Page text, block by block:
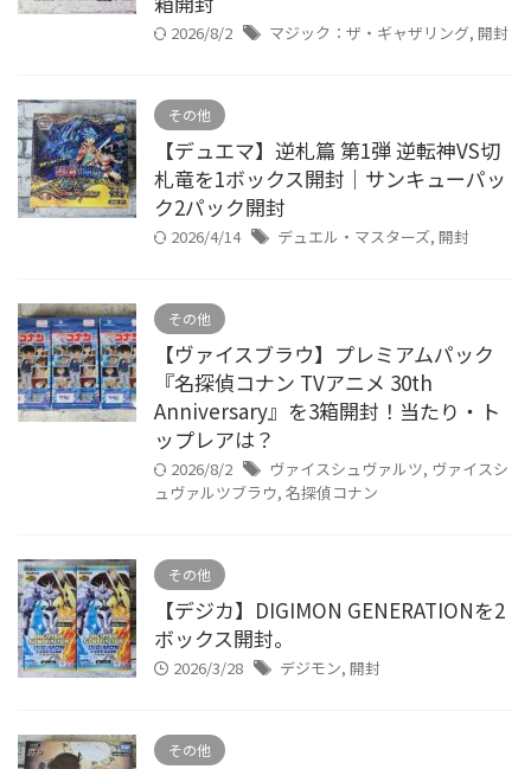
2026/8/2 マジック：ザ・ギャザリング, 開封
その他
【デュエマ】逆札篇 第1弾 逆転神VS切
札竜を1ボックス開封｜サンキューパッ
ク2パック開封
2026/4/14 デュエル・マスターズ, 開封
その他
【ヴァイスブラウ】プレミアムパック
『名探偵コナン TVアニメ 30th
Anniversary』を3箱開封！当たり・ト
ップレアは？
2026/8/2 ヴァイスシュヴァルツ, ヴァイスシ
ュヴァルツブラウ, 名探偵コナン
その他
【デジカ】DIGIMON GENERATIONを2
ボックス開封。
2026/3/28 デジモン, 開封
その他